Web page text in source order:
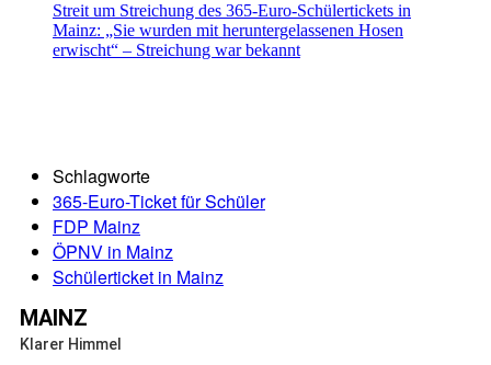
Streit um Streichung des 365-Euro-Schülertickets in
Mainz: „Sie wurden mit heruntergelassenen Hosen
erwischt“ – Streichung war bekannt
Schlagworte
365-Euro-Ticket für Schüler
FDP Mainz
ÖPNV in Mainz
Schülerticket in Mainz
MAINZ
Klarer Himmel